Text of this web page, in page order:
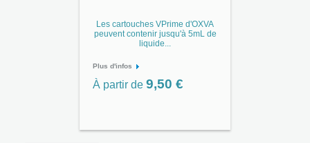
Les cartouches VPrime d'OXVA
peuvent contenir jusqu'à 5mL de
liquide...
Plus d'infos
À partir de 9,50 €